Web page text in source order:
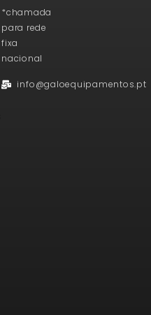
*chamada
para rede
fixa
nacional
info@galoequipamentos.pt